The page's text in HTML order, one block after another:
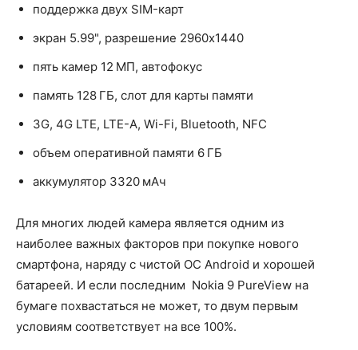
поддержка двух SIM-карт
экран 5.99", разрешение 2960x1440
пять камер 12 МП, автофокус
память 128 ГБ, слот для карты памяти
3G, 4G LTE, LTE-A, Wi-Fi, Bluetooth, NFC
объем оперативной памяти 6 ГБ
аккумулятор 3320 мАч
Для многих людей камера является одним из
наиболее важных факторов при покупке нового
смартфона, наряду с чистой ОС Android и хорошей
батареей. И если последним Nokia 9 PureView на
бумаге похвастаться не может, то двум первым
условиям соответствует на все 100%.